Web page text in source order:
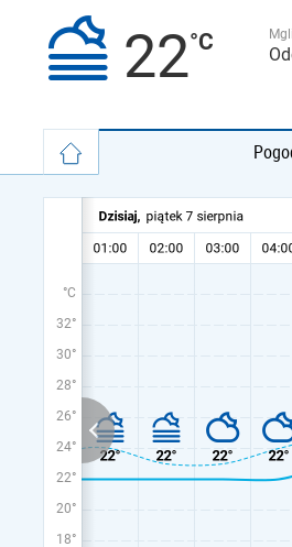
22
°C
32°
30°
28°
26°
24°
22°
20°
18°